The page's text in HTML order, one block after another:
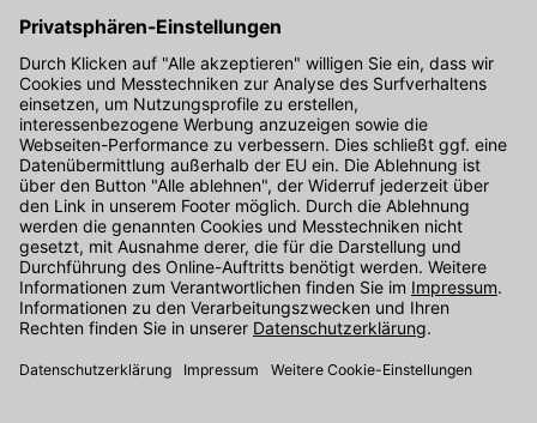
Hier gibt's die kostenlose App
Kontakt
Unser Onlineshop Team ist montags bis freitags von 08:00 - 17:00
Uhr unter der Telefonnummer07071 / 151-151für Sie erreichbar.
Alternativ können Sie unser Kontaktformular nutzen.
Den Kontakt direkt in unsere Niederlassungen finden Sie